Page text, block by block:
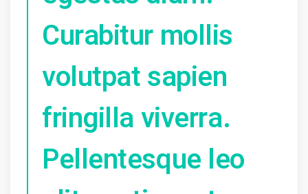
Curabitur mollis
volutpat sapien
fringilla viverra.
Pellentesque leo